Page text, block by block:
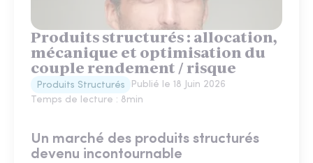
Produits structurés : allocation,
mécanique et optimisation du
couple rendement / risque
Produits Structurés Publié le 18 Juin 2026
Temps de lecture : 8min
Un marché des produits structurés
devenu incontournable